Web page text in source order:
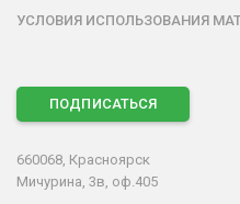
УСЛОВИЯ ИСПОЛЬЗОВАНИЯ
ПОДПИСАТЬСЯ
660068, Красноярск
Мичурина, 3в, оф.405